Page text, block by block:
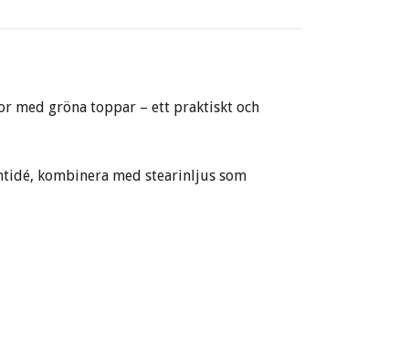
med gröna toppar – ett praktiskt och
kombinera med stearinljus som